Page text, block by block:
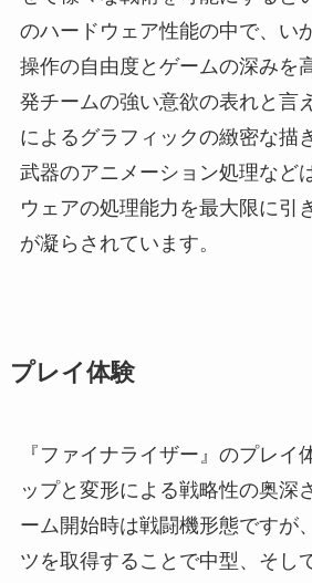
のハードウェア性能の中で、い
操作の自由度とゲームの深みを
発チームの強い意欲の表れと言
によるグラフィックの緻密な描
武器のアニメーション処理など
ウェアの処理能力を最大限に引
が凝らされています。
プレイ体験
『ファイナライザー』のプレイ
ップと変形による戦略性の奥深
ーム開始時は戦闘機形態ですが
ツを取得することで中型、そし